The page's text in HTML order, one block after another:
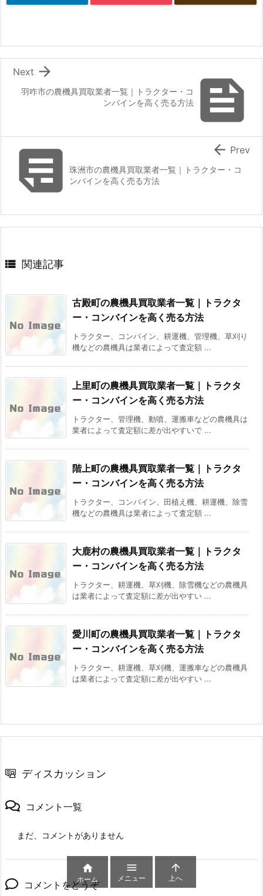

羽咋市の農機具買取業者一覧｜トラクター・コ
ンバインを高く売る方法

Next
珠洲市の農機具買取業者一覧｜トラクター・コ
ンバインを高く売る方法
 Prev
 関連記事
古殿町の農機具買取業者一覧｜トラクタ
ー・コンバインを高く売る方法
トラクター、コンバイン、耕運機、管理機、草刈り
機などの農機具は業者によって査定額 ...
上里町の農機具買取業者一覧｜トラクタ
ー・コンバインを高く売る方法
トラクター、管理機、動噴、運搬車などの農機具は
業者によって査定額に差が出やすいで ...
階上町の農機具買取業者一覧｜トラクタ
ー・コンバインを高く売る方法
トラクター、コンバイン、田植え機、耕運機、除雪
機などの農機具は業者によって査定額 ...
大鹿村の農機具買取業者一覧｜トラクタ
ー・コンバインを高く売る方法
トラクター、耕運機、草刈機、除雪機などの農機具
は業者によって査定額に差が出やすい ...
愛川町の農機具買取業者一覧｜トラクタ
ー・コンバインを高く売る方法
トラクター、耕運機、草刈機、運搬車などの農機具
は業者によって査定額に差が出やすい ...
ディスカッション
コメント一覧
まだ、コメントがありません
コメントをどうぞ

ホーム

メニュー

上へ